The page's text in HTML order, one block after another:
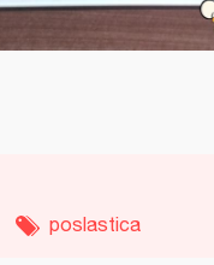
poslastica